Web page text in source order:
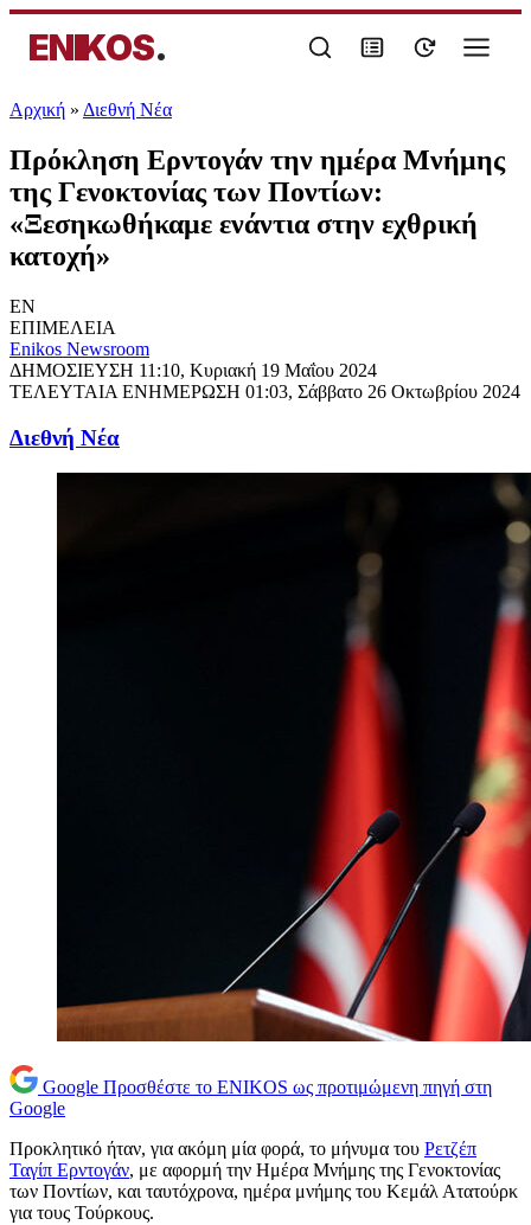
ENIKOS.
Αρχική » Διεθνή Νέα
Πρόκληση Ερντογάν την ημέρα Μνήμης
της Γενοκτονίας των Ποντίων:
«Ξεσηκωθήκαμε ενάντια στην εχθρική
κατοχή»
EN
ΕΠΙΜΕΛΕΙΑ
Enikos Newsroom
ΔΗΜΟΣΙΕΥΣΗ 11:10, Κυριακή 19 Μαΐου 2024
ΤΕΛΕΥΤΑΙΑ ΕΝΗΜΕΡΩΣΗ 01:03, Σάββατο 26 Οκτωβρίου 2024
Διεθνή Νέα
Google Προσθέστε το ENIKOS ως προτιμώμενη πηγή στη
Google
Προκλητικό ήταν, για ακόμη μία φορά, το μήνυμα του Ρετζέπ
Ταγίπ Ερντογάν, με αφορμή την Ημέρα Μνήμης της Γενοκτονίας
των Ποντίων, και ταυτόχρονα, ημέρα μνήμης του Κεμάλ Ατατούρκ
για τους Τούρκους.